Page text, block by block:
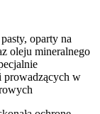
oparty na
oleju mineralnego
prowadzących w